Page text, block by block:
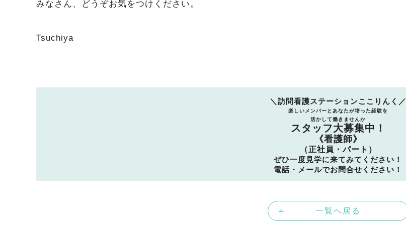
みなさん、どうぞお気をつけください。
Tsuchiya
＼訪問看護ステーションここりんく／
楽しいメンバーとあなたが培った経験を
活かして働きませんか
スタッフ大募集中！
《看護師》
（正社員・パート）
ぜひ一度見学に来てみてください！
電話・メールでお問合せください！
一覧へ戻る